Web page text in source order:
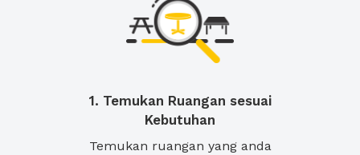
1. Temukan Ruangan sesuai
Kebutuhan
Temukan ruangan yang anda